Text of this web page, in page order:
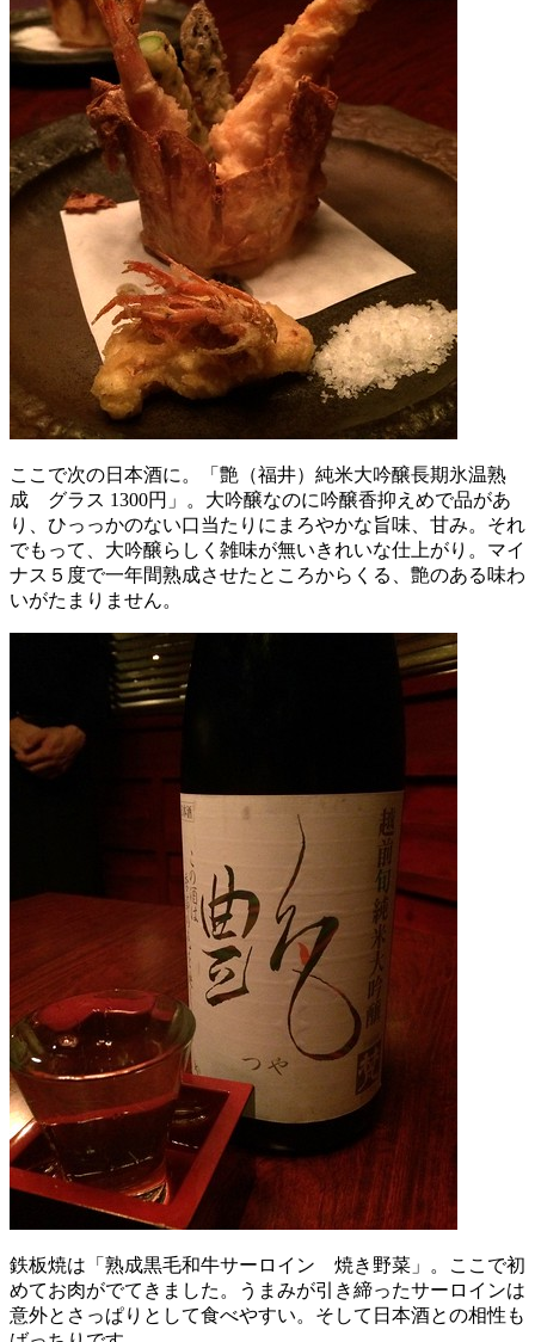
ここで次の日本酒に。「艶（福井）純米大吟醸長期氷温熟
成 グラス 1300円」。大吟醸なのに吟醸香抑えめで品があ
り、ひっっかのない口当たりにまろやかな旨味、甘み。それ
でもって、大吟醸らしく雑味が無いきれいな仕上がり。マイ
ナス５度で一年間熟成させたところからくる、艶のある味わ
いがたまりません。
鉄板焼は「熟成黒毛和牛サーロイン 焼き野菜」。ここで初
めてお肉がでてきました。うまみが引き締ったサーロインは
意外とさっぱりとして食べやすい。そして日本酒との相性も